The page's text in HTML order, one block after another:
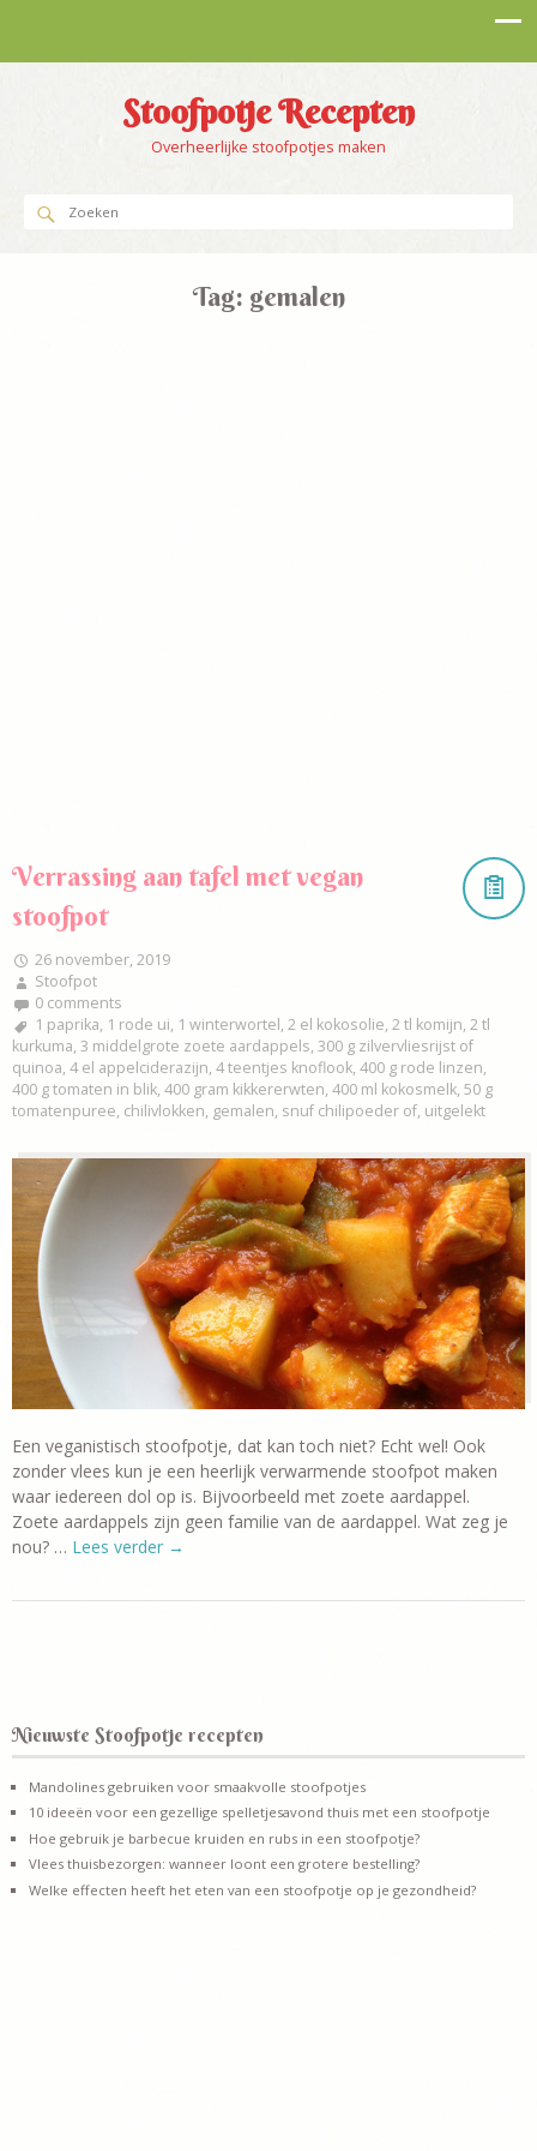
Stoofpotje Recepten
Overheerlijke stoofpotjes maken
Tag: gemalen
Verrassing aan tafel met vegan
stoofpot
26 november, 2019
Stoofpot
0 comments
1 paprika, 1 rode ui, 1 winterwortel, 2 el kokosolie, 2 tl komijn, 2 tl
kurkuma, 3 middelgrote zoete aardappels, 300 g zilvervliesrijst of
quinoa, 4 el appelciderazijn, 4 teentjes knoflook, 400 g rode linzen,
400 g tomaten in blik, 400 gram kikkererwten, 400 ml kokosmelk, 50 g
tomatenpuree, chilivlokken, gemalen, snuf chilipoeder of, uitgelekt
Een veganistisch stoofpotje, dat kan toch niet? Echt wel! Ook
zonder vlees kun je een heerlijk verwarmende stoofpot maken
waar iedereen dol op is. Bijvoorbeeld met zoete aardappel.
Zoete aardappels zijn geen familie van de aardappel. Wat zeg je
nou? … Lees verder →
Nieuwste Stoofpotje recepten
Mandolines gebruiken voor smaakvolle stoofpotjes
10 ideeën voor een gezellige spelletjesavond thuis met een stoofpotje
Hoe gebruik je barbecue kruiden en rubs in een stoofpotje?
Vlees thuisbezorgen: wanneer loont een grotere bestelling?
Welke effecten heeft het eten van een stoofpotje op je gezondheid?